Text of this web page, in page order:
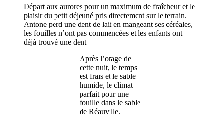
Départ aux aurores pour un maximum de fraîcheur et le
plaisir du petit déjeuné pris directement sur le terrain.
Antone perd une dent de lait en mangeant ses céréales,
les fouilles n’ont pas commencées et les enfants ont
déjà trouvé une dent
Après l’orage de
cette nuit, le temps
est frais et le sable
humide, le climat
parfait pour une
fouille dans le sable
de Réauville.